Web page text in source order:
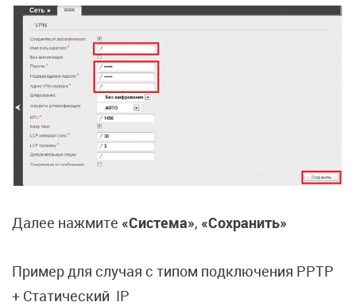
Далее нажмите «Система», «Сохранить»
Пример для случая с типом подключения PPTP
+ Статический IP